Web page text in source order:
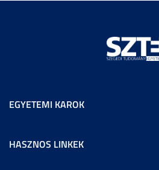
EGYETEMI KAROK
HASZNOS LINKEK